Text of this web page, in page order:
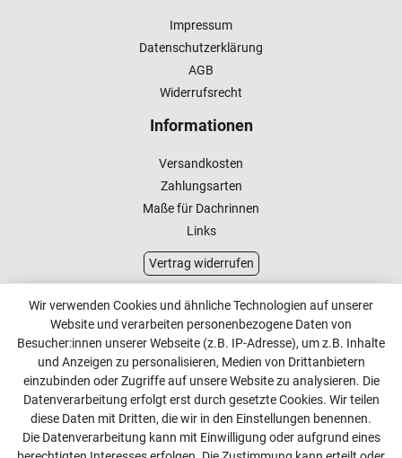
Impressum
Datenschutzerklärung
AGB
Widerrufsrecht
Informationen
Versandkosten
Zahlungsarten
Maße für Dachrinnen
Links
Vertrag widerrufen
Kundenservice
Kontakt
Online Retourenservice
Kontakt
info@dachdecker-shop.de
Wir verwenden Cookies und ähnliche Technologien auf unserer
Website und verarbeiten personenbezogene Daten von
Besucher:innen unserer Webseite (z.B. IP-Adresse), um z.B. Inhalte
und Anzeigen zu personalisieren, Medien von Drittanbietern
einzubinden oder Zugriffe auf unsere Website zu analysieren. Die
Datenverarbeitung erfolgt erst durch gesetzte Cookies. Wir teilen
diese Daten mit Dritten, die wir in den Einstellungen benennen.
Die Datenverarbeitung kann mit Einwilligung oder aufgrund eines